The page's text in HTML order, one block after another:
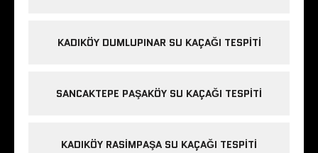
KADIKÖY DUMLUPINAR SU KAÇAĞI TESPITI
SANCAKTEPE PAŞAKÖY SU KAÇAĞI TESPITI
KADIKÖY RASIMPAŞA SU KAÇAĞI TESPITI